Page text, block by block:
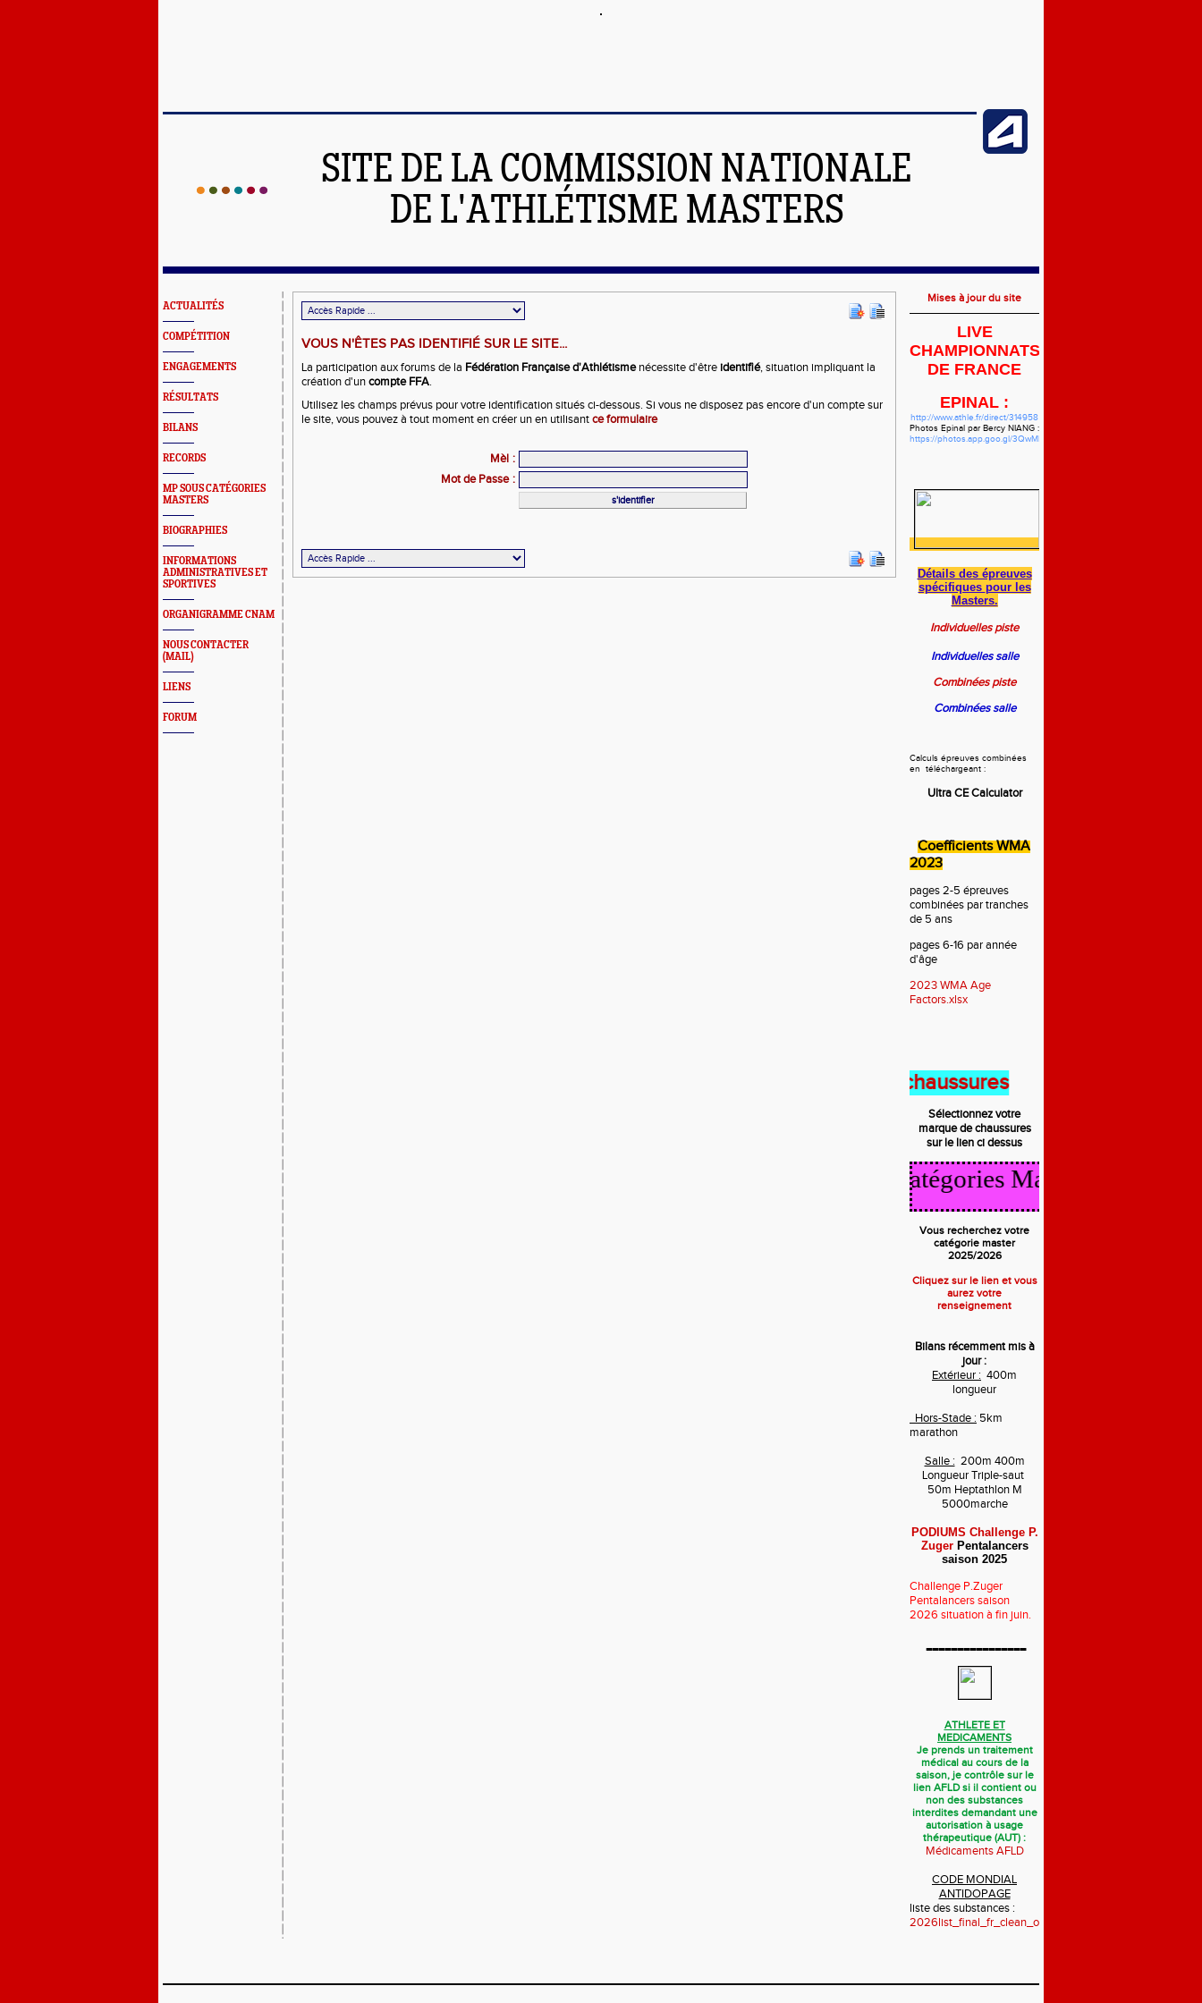
SITE DE LA COMMISSION NATIONALE
DE L'ATHLÉTISME MASTERS
ACTUALITÉS
COMPÉTITION
ENGAGEMENTS
RÉSULTATS
BILANS
RECORDS
MP SOUS CATÉGORIES
MASTERS
BIOGRAPHIES
INFORMATIONS
ADMINISTRATIVES ET
SPORTIVES
ORGANIGRAMME CNAM
NOUS CONTACTER
(MAIL)
LIENS
FORUM
VOUS N'ÊTES PAS IDENTIFIÉ SUR LE SITE...
La participation aux forums de la Fédération Française d'Athlétismenécessite d'êtreidentifié, situation impliquant la
création d'uncompte FFA.
Utilisez les champs prévus pour votre identification situés ci-dessous. Si vous ne disposez pas encore d'un compte sur
le site, vous pouvez à tout moment en créer un en utilisantce formulaire
Mèl :
Mot de Passe :
Mises à jour du site
LIVE
CHAMPIONNATS
DE FRANCE
EPINAL :
http://www.athle.fr/direct/314958
Photos Epinal par Bercy NIANG :
https://photos.app.goo.gl/3QwMbzgWHVdYf5pw7
Détails des épreuves
spécifiques pour les
Masters.
Individuelles piste
Individuelles salle
Combinées piste
Combinées salle
Calculs épreuves combinées
en téléchargeant :
Ultra CE Calculator
Coefficients WMA
2023
pages 2-5 épreuves
combinées par tranches
de 5 ans
pages 6-16 par année
d'âge
2023 WMA Age
Factors.xlsx
Règlement des chaussures
Sélectionnez votre
marque de chaussures
sur le lien ci dessus
Calcul Catégories Masters 2025/2026
Vous recherchez votre
catégorie master
2025/2026
Cliquez sur le lien et vous
aurez votre
renseignement
Bilans récemment mis à
jour :
Extérieur : 400m
longueur
Hors-Stade : 5km
marathon
Salle : 200m 400m
Longueur Triple-saut
50m Heptathlon M
5000marche
PODIUMS Challenge P.
ZugerPentalancers
saison 2025
Challenge P.Zuger
Pentalancers saison
2026 situation à fin juin.
----------------
ATHLETE ET
MEDICAMENTS
Je prends un traitement
médical au cours de la
saison, je contrôle sur le
lien AFLD si il contient ou
non des substances
interdites demandant une
autorisation à usage
thérapeutique (AUT) :
Médicaments AFLD
CODE MONDIAL
ANTIDOPAGE
liste des substances :
2026list_final_fr_clean_october_2025.pdf